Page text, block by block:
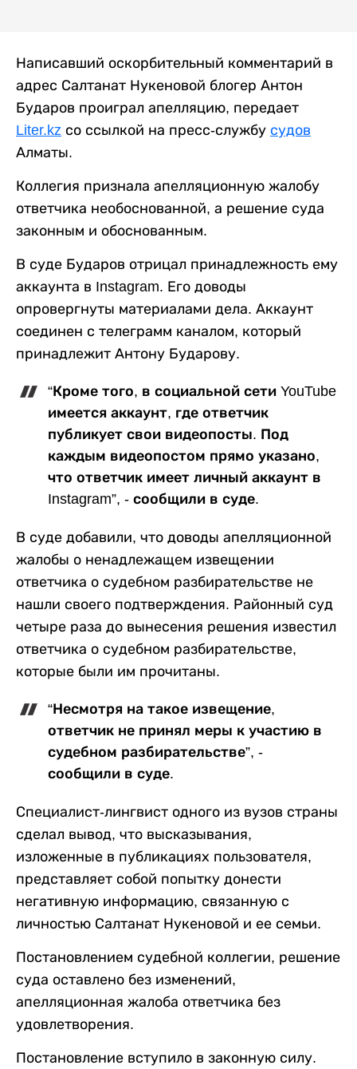
Написавший оскорбительный комментарий в
адрес Салтанат Нукеновой блогер Антон
Бударов проиграл апелляцию, передает
Liter.kz со ссылкой на пресс-службу судов
Алматы.
Коллегия признала апелляционную жалобу
ответчика необоснованной, а решение суда
законным и обоснованным.
В суде Бударов отрицал принадлежность ему
аккаунта в Instagram. Его доводы
опровергнуты материалами дела. Аккаунт
соединен с телеграмм каналом, который
принадлежит Антону Бударову.
“Кроме того, в социальной сети YouTube
имеется аккаунт, где ответчик
публикует свои видеопосты. Под
каждым видеопостом прямо указано,
что ответчик имеет личный аккаунт в
Instagram”, - сообщили в суде.
В суде добавили, что доводы апелляционной
жалобы о ненадлежащем извещении
ответчика о судебном разбирательстве не
нашли своего подтверждения. Районный суд
четыре раза до вынесения решения известил
ответчика о судебном разбирательстве,
которые были им прочитаны.
“Несмотря на такое извещение,
ответчик не принял меры к участию в
судебном разбирательстве”, -
сообщили в суде.
Специалист-лингвист одного из вузов страны
сделал вывод, что высказывания,
изложенные в публикациях пользователя,
представляет собой попытку донести
негативную информацию, связанную с
личностью Салтанат Нукеновой и ее семьи.
Постановлением судебной коллегии, решение
суда оставлено без изменений,
апелляционная жалоба ответчика без
удовлетворения.
Постановление вступило в законную силу.